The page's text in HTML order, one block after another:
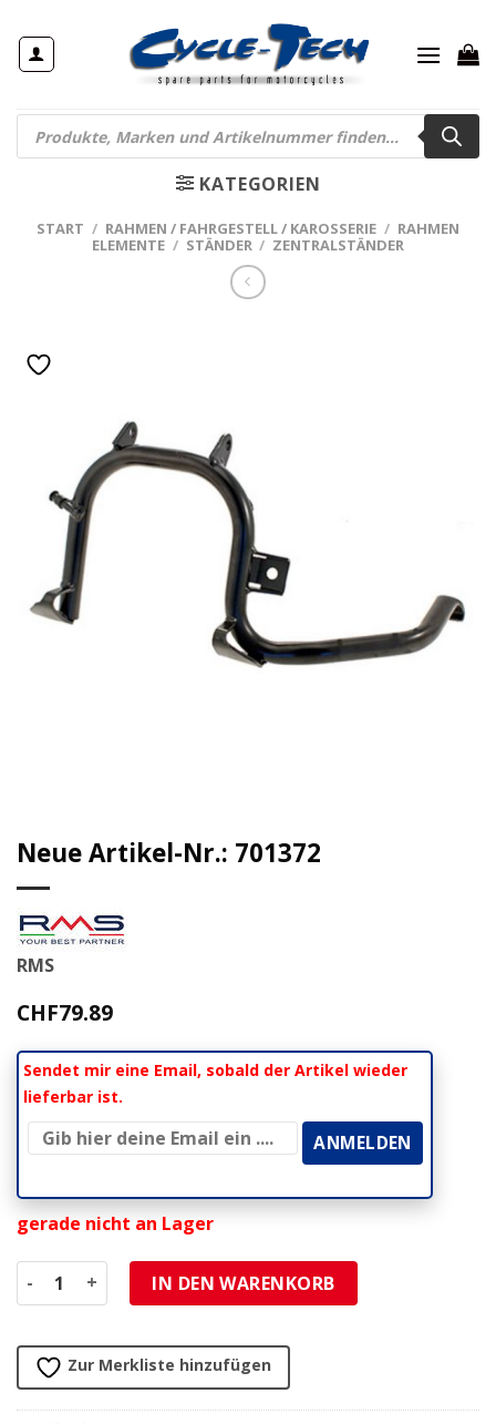
Inhalt
springen
Products
search
KATEGORIEN
START / RAHMEN / FAHRGESTELL / KAROSSERIE / RAHMEN
ELEMENTE / STÄNDER / ZENTRALSTÄNDER
Neue Artikel-Nr.: 701372
RMS
CHF79.89
Sendet mir eine Email, sobald der Artikel wieder
lieferbar ist.
gerade nicht an Lager
Neue Artikel-Nr.: 701372 Menge
IN DEN WARENKORB
Zur Merkliste hinzufügen